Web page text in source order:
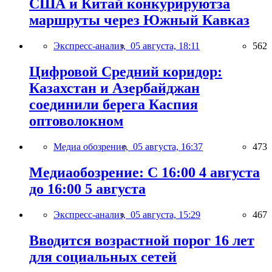
США и Китай конкурируютза
маршруты через Южный Кавказ
Экспресс-анализ, 05 августа, 18:11 562
Цифровой Средний коридор:
Казахстан и Азербайджан
соединили берега Каспия
оптоволокном
Медиа обозрение, 05 августа, 16:37 473
Медиаобозрение: С 16:00 4 августа
до 16:00 5 августа
Экспресс-анализ, 05 августа, 15:29 467
Вводится возрастной порог 16 лет
для социальных сетей